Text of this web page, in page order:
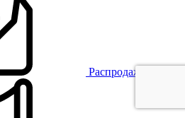
Распродажа